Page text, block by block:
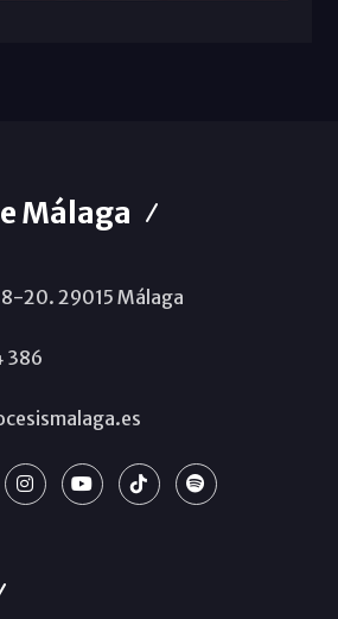
Málaga
20. 29015 Málaga
386